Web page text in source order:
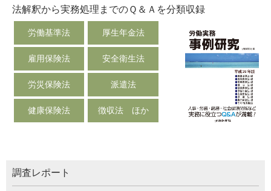
法解釈から実務処理までのＱ＆Ａを分類収録
労働基準法 厚生年金法
雇用保険法 安全衛生法
労災保険法 派遣法
健康保険法 徴収法 ほか
調査レポート